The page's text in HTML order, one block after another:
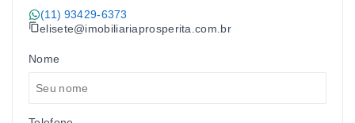
(11) 93429-6373
elisete@imobiliariaprosperita.com.br
Nome